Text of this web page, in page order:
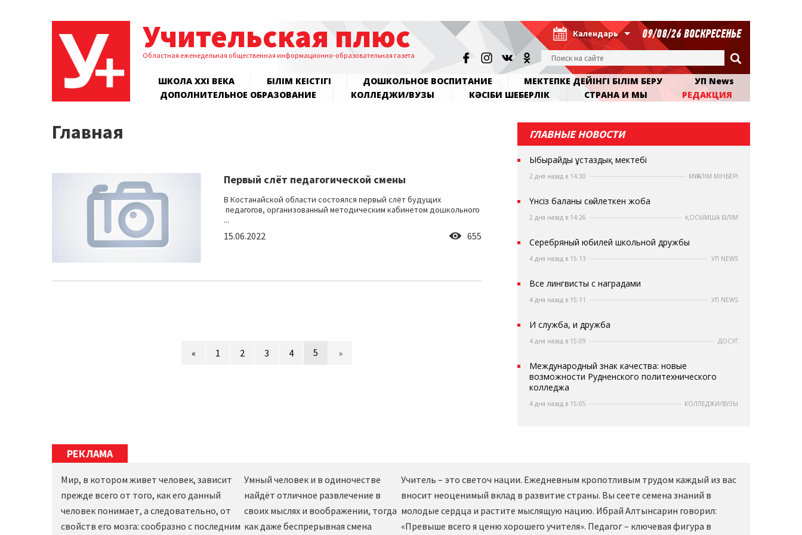
Учительская плюс
Областная еженедельная общественная информационно-образовательная газета
Календарь 09/08/26 ВОСКРЕСЕНЬЕ
ШКОЛА XXI ВЕКА БІЛІМ КЕҢІСТІГІ ДОШКОЛЬНОЕ ВОСПИТАНИЕ МЕКТЕПКЕ ДЕЙІНГІ БІЛІМ БЕРУ
УП News
ДОПОЛНИТЕЛЬНОЕ ОБРАЗОВАНИЕ
КОЛЛЕДЖИ/ВУЗЫ КӘСІБИ ШЕБЕРЛІК СТРАНА И МЫ РЕДАКЦИЯ
Главная
Первый слёт педагогической смены
В Костанайской области состоялся первый слёт будущих
педагогов, организованный методическим кабинетом дошкольного
...
15.06.2022 655
« 1 2 3 4 5 »
ГЛАВНЫЕ НОВОСТИ
Ыбырайдың ұстаздық мектебі
2 дня назад в 14:30 МҰҒАЛІМ МІНБЕРІ
Үнсіз баланы сөйлеткен жоба
2 дня назад в 14:26 ҚОСЫМША БІЛІМ
Серебряный юбилей школьной дружбы
4 дня назад в 15:13 УП NEWS
Все лингвисты с наградами
4 дня назад в 15:11 УП NEWS
И служба, и дружба
4 дня назад в 15:09 ДОСУГ
Международный знак качества: новые
возможности Рудненского политехнического
колледжа
4 дня назад в 15:05 КОЛЛЕДЖИ/ВУЗЫ
РЕКЛАМА
Мир, в котором живет человек, зависит
прежде всего от того, как его данный
человек понимает, а следовательно, от
свойств его мозга: сообразно с последним
Умный человек и в одиночестве
найдёт отличное развлечение в
своих мыслях и воображении, тогда
как даже беспрерывная смена
Учитель – это светоч нации. Ежедневным кропотливым трудом каждый из вас
вносит неоценимый вклад в развитие страны. Вы сеете семена знаний в
молодые сердца и растите мыслящую нацию. Ибрай Алтынсарин говорил:
«Превыше всего я ценю хорошего учителя». Педагог – ключевая фигура в